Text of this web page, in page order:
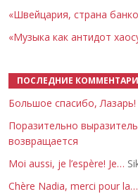
«Швейцария, страна
«Музыка как антидот
ПОСЛЕДНИЕ
Большое спасибо, Лазарь!
Поразительно
возвращается
Moi aussi, je l’espère! Je…
Chère Nadia, merci pour la…